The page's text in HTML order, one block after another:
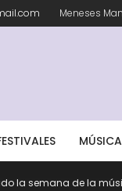
Meneses
MÚSICA
la semana de la